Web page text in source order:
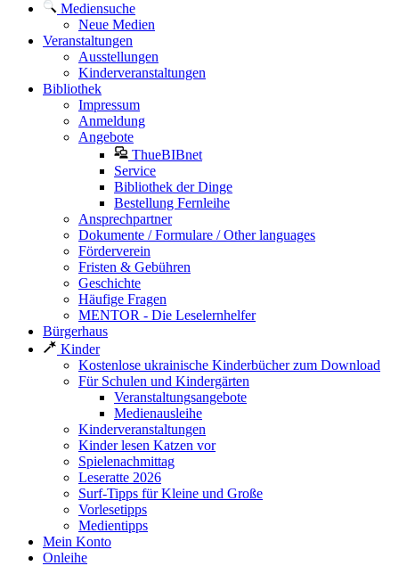
Mediensuche
Neue Medien
Veranstaltungen
Ausstellungen
Kinderveranstaltungen
Bibliothek
Impressum
Anmeldung
Angebote
ThueBIBnet
Service
Bibliothek der Dinge
Bestellung Fernleihe
Ansprechpartner
Dokumente / Formulare / Other languages
Förderverein
Fristen & Gebühren
Geschichte
Häufige Fragen
MENTOR - Die Leselernhelfer
Bürgerhaus
Kinder
Kostenlose ukrainische Kinderbücher zum Download
Für Schulen und Kindergärten
Veranstaltungsangebote
Medienausleihe
Kinderveranstaltungen
Kinder lesen Katzen vor
Spielenachmittag
Leseratte 2026
Surf-Tipps für Kleine und Große
Vorlesetipps
Medientipps
Mein Konto
Onleihe